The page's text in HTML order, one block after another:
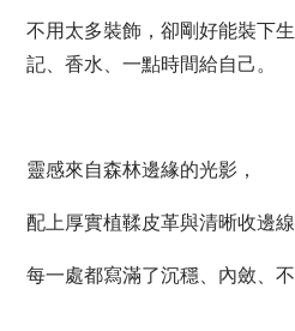
不用太多裝飾，卻剛好能裝下
記、香水、一點時間給自己。
靈感來自森林邊緣的光影，
配上厚實植鞣皮革與清晰收邊線
每一處都寫滿了沉穩、內斂、不